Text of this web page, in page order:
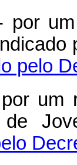
por
pelo
um
de